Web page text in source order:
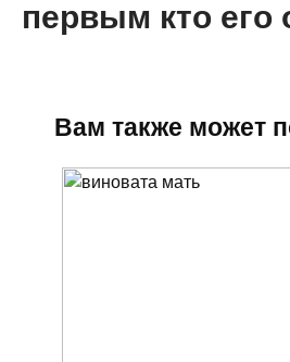
первым кто его
Вам также может